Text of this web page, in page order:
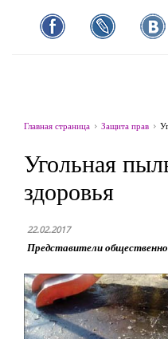
Главная страница Защита прав
Угольная
здоровья
22.02.2017
Представители